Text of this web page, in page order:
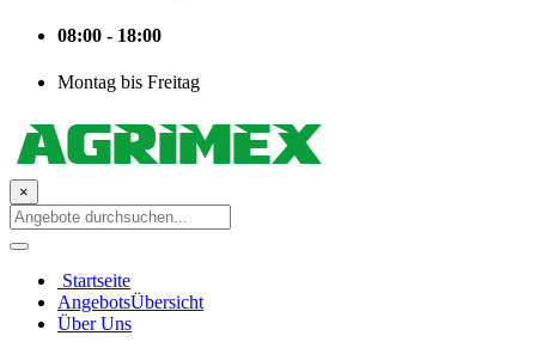
08:00 - 18:00
Montag bis Freitag
×
Startseite
AngebotsÜbersicht
Über Uns